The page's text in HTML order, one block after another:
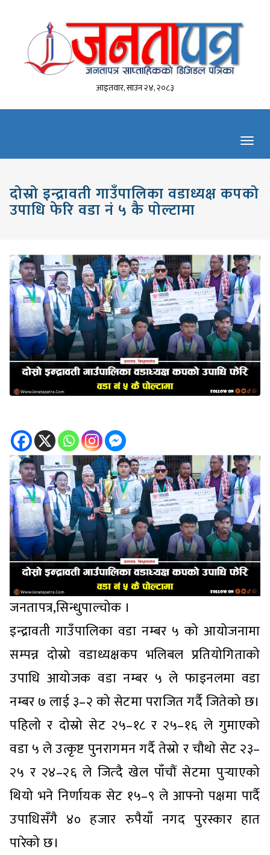
आइतवार, साउन २४, २०८३
दोस्रो इन्द्रावती गाउँपालिका वडाध्यक्ष कपको
उपाधि फेरि वडा नं ५ कै पोल्टामा
जनतापत्र,सिन्धुपाल्चोक ।
इन्द्रावती गाउँपालिका वडा नम्बर ५ को आयोजनामा
सम्पन्न दोस्रो वडाध्यक्षकप भलिबल प्रतियोगिताको
उपाधि आयोजक वडा नम्बर ५ ले फाइनलमा वडा
नम्बर ७ लाई ३–२ को सेटमा पराजित गर्दै जितेको छ।
पहिलो र दोस्रो सेट २५–१८ र २५–१६ ले गुमाएको
वडा ५ ले उत्कृष्ट पुनरागमन गर्दै तेस्रो र चौथो सेट २३–
२५ र २४–२६ ले जित्दै खेल पाँचौं सेटमा पुर्‍याएको
थियो भने निर्णायक सेट १५–९ ले आफ्नो पक्षमा पार्दै
उपाधिसँगै ४० हजार रुपैयाँ नगद पुरस्कार हात
पारेको छ।